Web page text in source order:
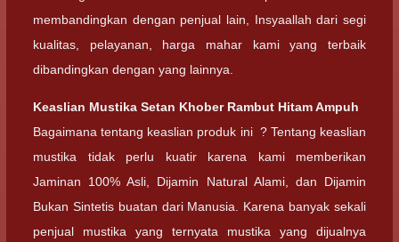
membandingkan dengan penjual lain, Insyaallah dari segi
kualitas, pelayanan, harga mahar kami yang terbaik
dibandingkan dengan yang lainnya.
Keaslian Mustika Setan Khober Rambut Hitam Ampuh
Bagaimana tentang keaslian produk ini ? Tentang keaslian
mustika tidak perlu kuatir karena kami memberikan
Jaminan 100% Asli, Dijamin Natural Alami, dan Dijamin
Bukan Sintetis buatan dari Manusia. Karena banyak sekali
penjual mustika yang ternyata mustika yang dijualnya